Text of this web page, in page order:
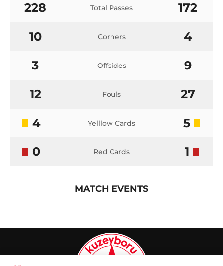
MATCH EVENTS
228
Total Passes
172
10
Corners
4
3
Offsides
9
12
Fouls
27
4
Yelllow Cards
5
0
Red Cards 1